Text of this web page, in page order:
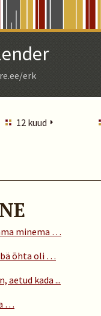
erk
12 kuud
minema …
õhta oli …
aetud kada ...
…